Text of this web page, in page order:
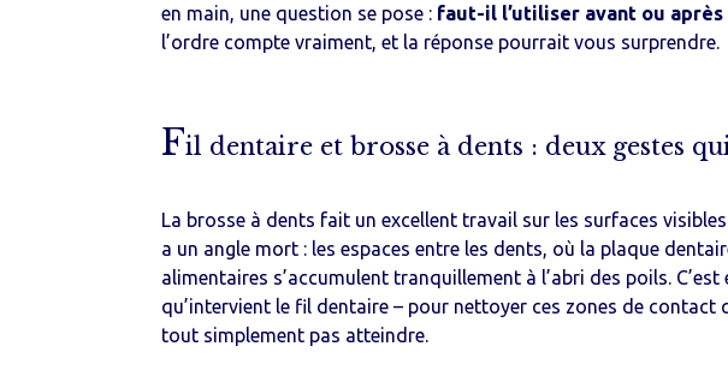
Boîtes à prothèse
Dentifrices et bains de
en main, une question se pose : faut-il l’utiliser avant ou après
l’ordre compte vraiment, et la réponse pourrait vous surprendre.
Fil dentaire et brosse à dents : deux gestes
La brosse à dents fait un excellent travail sur les surfaces
a un angle mort : les espaces entre les dents, où la plaque
alimentaires s’accumulent tranquillement à l’abri des poils. C’est
qu’intervient le fil dentaire – pour nettoyer ces zones de contact
tout simplement pas atteindre.